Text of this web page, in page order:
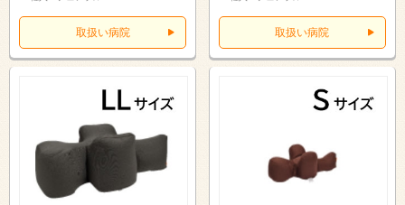
取扱い病院 取扱い病院